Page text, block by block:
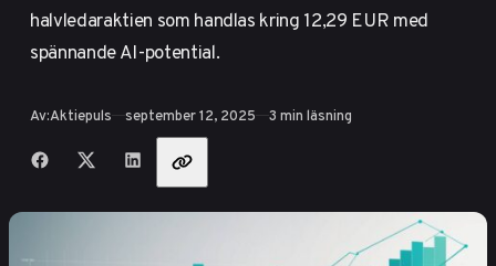
halvledaraktien som handlas kring 12,29 EUR med
spännande AI-potential.
Av:Aktiepuls Publicerad
september 12, 2025 3 min läsning
Dela med vänner